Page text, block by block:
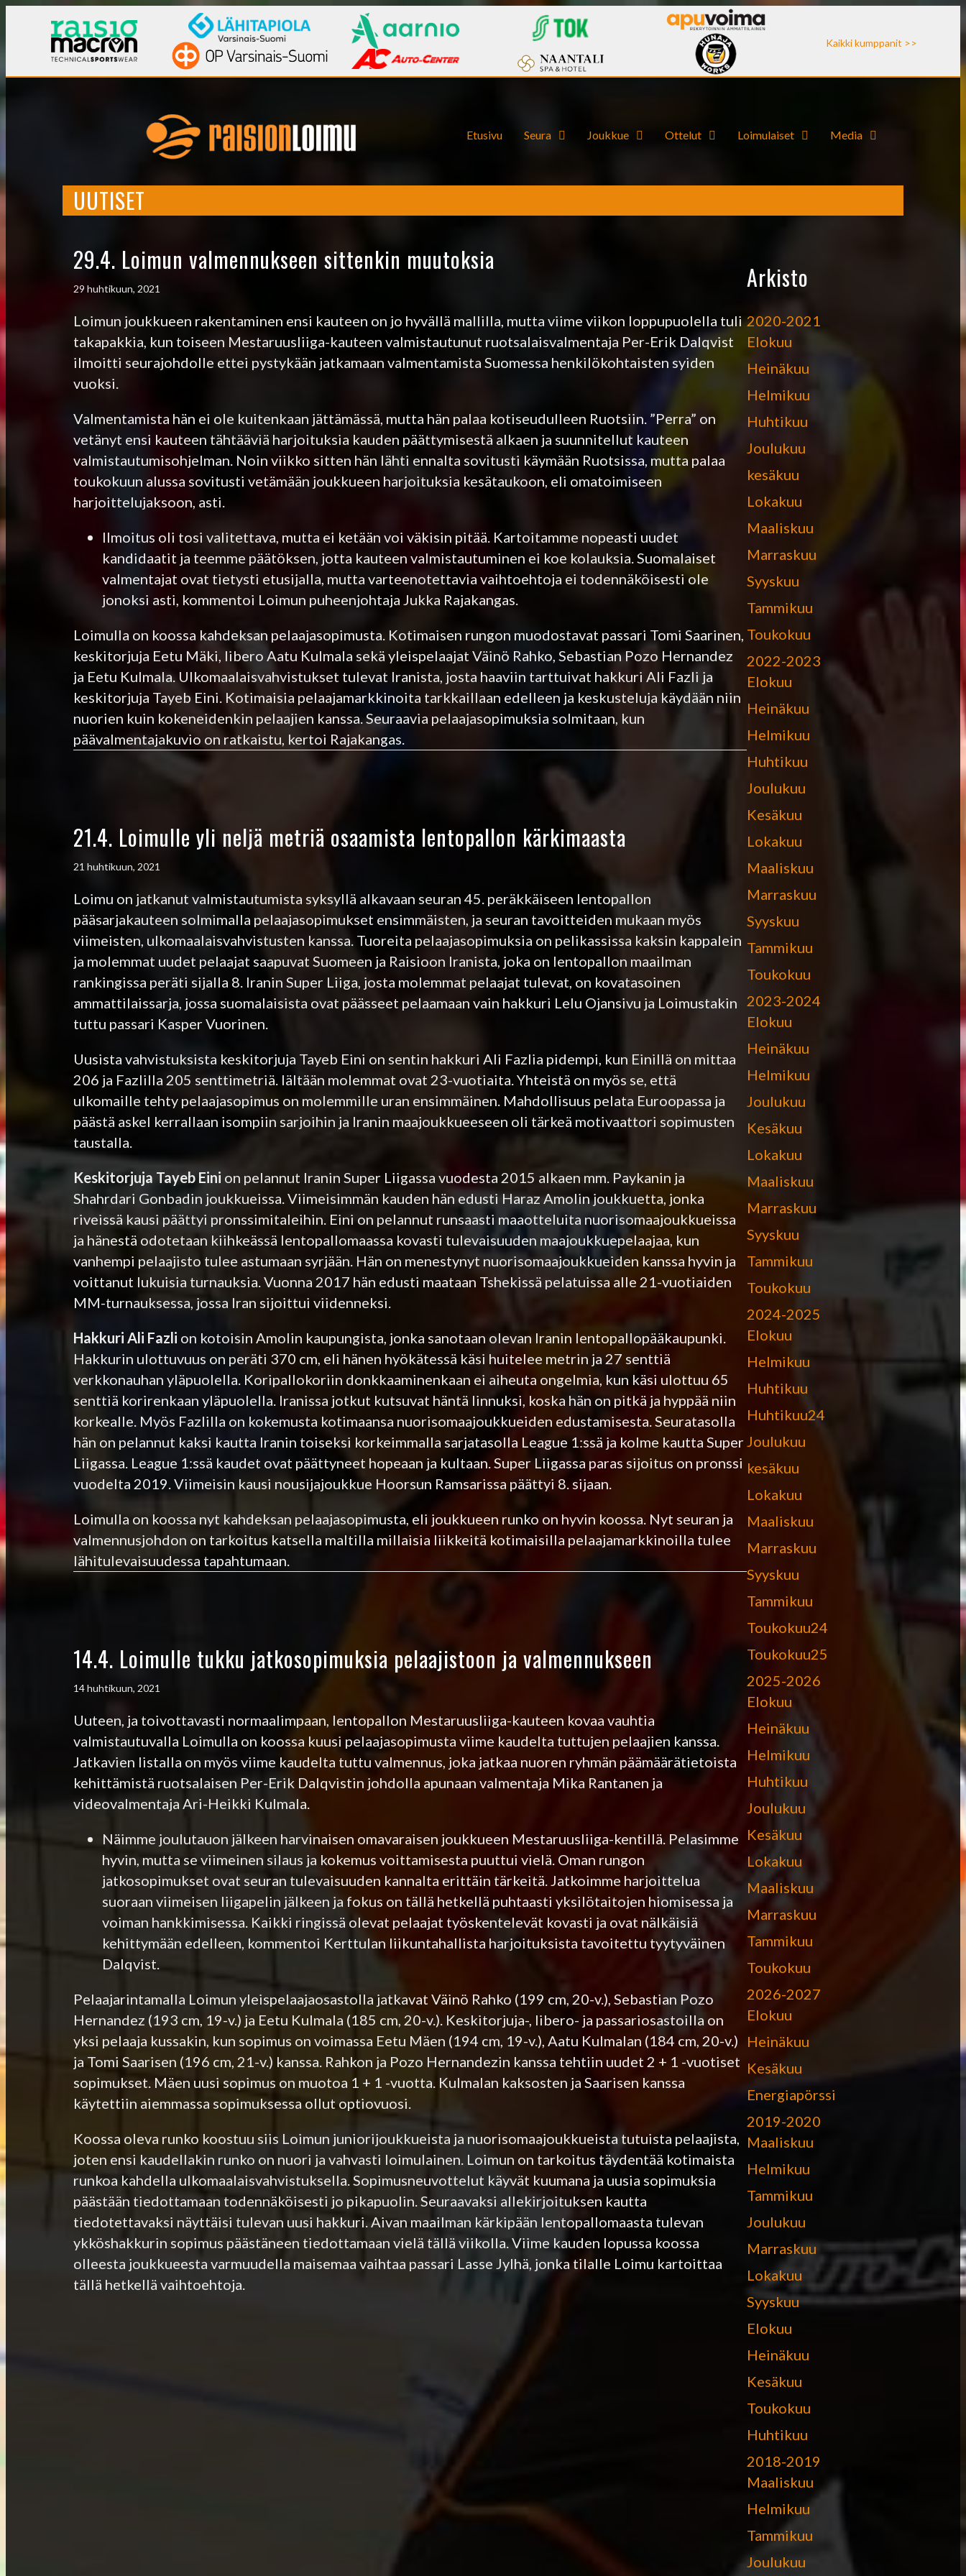
Kaikki kumppanit >>
Etusivu Seura Joukkue Ottelut Loimulaiset Media
UUTISET
29.4. Loimun valmennukseen sittenkin muutoksia
29 huhtikuun, 2021
Loimun joukkueen rakentaminen ensi kauteen on jo hyvällä mallilla, mutta viime viikon loppupuolella tuli
takapakkia, kun toiseen Mestaruusliiga-kauteen valmistautunut ruotsalaisvalmentaja Per-Erik Dalqvist
ilmoitti seurajohdolle ettei pystykään jatkamaan valmentamista Suomessa henkilökohtaisten syiden
vuoksi.
Valmentamista hän ei ole kuitenkaan jättämässä, mutta hän palaa kotiseudulleen Ruotsiin. ”Perra” on
vetänyt ensi kauteen tähtääviä harjoituksia kauden päättymisestä alkaen ja suunnitellut kauteen
valmistautumisohjelman. Noin viikko sitten hän lähti ennalta sovitusti käymään Ruotsissa, mutta palaa
toukokuun alussa sovitusti vetämään joukkueen harjoituksia kesätaukoon, eli omatoimiseen
harjoittelujaksoon, asti.
Ilmoitus oli tosi valitettava, mutta ei ketään voi väkisin pitää. Kartoitamme nopeasti uudet
kandidaatit ja teemme päätöksen, jotta kauteen valmistautuminen ei koe kolauksia. Suomalaiset
valmentajat ovat tietysti etusijalla, mutta varteenotettavia vaihtoehtoja ei todennäköisesti ole
jonoksi asti, kommentoi Loimun puheenjohtaja Jukka Rajakangas.
Loimulla on koossa kahdeksan pelaajasopimusta. Kotimaisen rungon muodostavat passari Tomi Saarinen,
keskitorjuja Eetu Mäki, libero Aatu Kulmala sekä yleispelaajat Väinö Rahko, Sebastian Pozo Hernandez
ja Eetu Kulmala. Ulkomaalaisvahvistukset tulevat Iranista, josta haaviin tarttuivat hakkuri Ali Fazli ja
keskitorjuja Tayeb Eini. Kotimaisia pelaajamarkkinoita tarkkaillaan edelleen ja keskusteluja käydään niin
nuorien kuin kokeneidenkin pelaajien kanssa. Seuraavia pelaajasopimuksia solmitaan, kun
päävalmentajakuvio on ratkaistu, kertoi Rajakangas.
21.4. Loimulle yli neljä metriä osaamista lentopallon kärkimaasta
21 huhtikuun, 2021
Loimu on jatkanut valmistautumista syksyllä alkavaan seuran 45. peräkkäiseen lentopallon
pääsarjakauteen solmimalla pelaajasopimukset ensimmäisten, ja seuran tavoitteiden mukaan myös
viimeisten, ulkomaalaisvahvistusten kanssa. Tuoreita pelaajasopimuksia on pelikassissa kaksin kappalein
ja molemmat uudet pelaajat saapuvat Suomeen ja Raisioon Iranista, joka on lentopallon maailman
rankingissa peräti sijalla 8. Iranin Super Liiga, josta molemmat pelaajat tulevat, on kovatasoinen
ammattilaissarja, jossa suomalaisista ovat päässeet pelaamaan vain hakkuri Lelu Ojansivu ja Loimustakin
tuttu passari Kasper Vuorinen.
Uusista vahvistuksista keskitorjuja Tayeb Eini on sentin hakkuri Ali Fazlia pidempi, kun Einillä on mittaa
206 ja Fazlilla 205 senttimetriä. Iältään molemmat ovat 23-vuotiaita. Yhteistä on myös se, että
ulkomaille tehty pelaajasopimus on molemmille uran ensimmäinen. Mahdollisuus pelata Euroopassa ja
päästä askel kerrallaan isompiin sarjoihin ja Iranin maajoukkueeseen oli tärkeä motivaattori sopimusten
taustalla.
Keskitorjuja Tayeb Eini on pelannut Iranin Super Liigassa vuodesta 2015 alkaen mm. Paykanin ja
Shahrdari Gonbadin joukkueissa. Viimeisimmän kauden hän edusti Haraz Amolin joukkuetta, jonka
riveissä kausi päättyi pronssimitaleihin. Eini on pelannut runsaasti maaotteluita nuorisomaajoukkueissa
ja hänestä odotetaan kiihkeässä lentopallomaassa kovasti tulevaisuuden maajoukkuepelaajaa, kun
vanhempi pelaajisto tulee astumaan syrjään. Hän on menestynyt nuorisomaajoukkueiden kanssa hyvin ja
voittanut lukuisia turnauksia. Vuonna 2017 hän edusti maataan Tshekissä pelatuissa alle 21-vuotiaiden
MM-turnauksessa, jossa Iran sijoittui viidenneksi.
Hakkuri Ali Fazli on kotoisin Amolin kaupungista, jonka sanotaan olevan Iranin lentopallopääkaupunki.
Hakkurin ulottuvuus on peräti 370 cm, eli hänen hyökätessä käsi huitelee metrin ja 27 senttiä
verkkonauhan yläpuolella. Koripallokoriin donkkaaminenkaan ei aiheuta ongelmia, kun käsi ulottuu 65
senttiä korirenkaan yläpuolella. Iranissa jotkut kutsuvat häntä linnuksi, koska hän on pitkä ja hyppää niin
korkealle. Myös Fazlilla on kokemusta kotimaansa nuorisomaajoukkueiden edustamisesta. Seuratasolla
hän on pelannut kaksi kautta Iranin toiseksi korkeimmalla sarjatasolla League 1:ssä ja kolme kautta Super
Liigassa. League 1:ssä kaudet ovat päättyneet hopeaan ja kultaan. Super Liigassa paras sijoitus on pronssi
vuodelta 2019. Viimeisin kausi nousijajoukkue Hoorsun Ramsarissa päättyi 8. sijaan.
Loimulla on koossa nyt kahdeksan pelaajasopimusta, eli joukkueen runko on hyvin koossa. Nyt seuran ja
valmennusjohdon on tarkoitus katsella maltilla millaisia liikkeitä kotimaisilla pelaajamarkkinoilla tulee
lähitulevaisuudessa tapahtumaan.
14.4. Loimulle tukku jatkosopimuksia pelaajistoon ja valmennukseen
14 huhtikuun, 2021
Uuteen, ja toivottavasti normaalimpaan, lentopallon Mestaruusliiga-kauteen kovaa vauhtia
valmistautuvalla Loimulla on koossa kuusi pelaajasopimusta viime kaudelta tuttujen pelaajien kanssa.
Jatkavien listalla on myös viime kaudelta tuttu valmennus, joka jatkaa nuoren ryhmän päämäärätietoista
kehittämistä ruotsalaisen Per-Erik Dalqvistin johdolla apunaan valmentaja Mika Rantanen ja
videovalmentaja Ari-Heikki Kulmala.
Näimme joulutauon jälkeen harvinaisen omavaraisen joukkueen Mestaruusliiga-kentillä. Pelasimme
hyvin, mutta se viimeinen silaus ja kokemus voittamisesta puuttui vielä. Oman rungon
jatkosopimukset ovat seuran tulevaisuuden kannalta erittäin tärkeitä. Jatkoimme harjoittelua
suoraan viimeisen liigapelin jälkeen ja fokus on tällä hetkellä puhtaasti yksilötaitojen hiomisessa ja
voiman hankkimisessa. Kaikki ringissä olevat pelaajat työskentelevät kovasti ja ovat nälkäisiä
kehittymään edelleen, kommentoi Kerttulan liikuntahallista harjoituksista tavoitettu tyytyväinen
Dalqvist.
Pelaajarintamalla Loimun yleispelaajaosastolla jatkavat Väinö Rahko (199 cm, 20-v.), Sebastian Pozo
Hernandez (193 cm, 19-v.) ja Eetu Kulmala (185 cm, 20-v.). Keskitorjuja-, libero- ja passariosastoilla on
yksi pelaaja kussakin, kun sopimus on voimassa Eetu Mäen (194 cm, 19-v.), Aatu Kulmalan (184 cm, 20-v.)
ja Tomi Saarisen (196 cm, 21-v.) kanssa. Rahkon ja Pozo Hernandezin kanssa tehtiin uudet 2 + 1 -vuotiset
sopimukset. Mäen uusi sopimus on muotoa 1 + 1 -vuotta. Kulmalan kaksosten ja Saarisen kanssa
käytettiin aiemmassa sopimuksessa ollut optiovuosi.
Koossa oleva runko koostuu siis Loimun juniorijoukkueista ja nuorisomaajoukkueista tutuista pelaajista,
joten ensi kaudellakin runko on nuori ja vahvasti loimulainen. Loimun on tarkoitus täydentää kotimaista
runkoa kahdella ulkomaalaisvahvistuksella. Sopimusneuvottelut käyvät kuumana ja uusia sopimuksia
päästään tiedottamaan todennäköisesti jo pikapuolin. Seuraavaksi allekirjoituksen kautta
tiedotettavaksi näyttäisi tulevan uusi hakkuri. Aivan maailman kärkipään lentopallomaasta tulevan
ykköshakkurin sopimus päästäneen tiedottamaan vielä tällä viikolla. Viime kauden lopussa koossa
olleesta joukkueesta varmuudella maisemaa vaihtaa passari Lasse Jylhä, jonka tilalle Loimu kartoittaa
tällä hetkellä vaihtoehtoja.
Arkisto
2020-2021
Elokuu
Heinäkuu
Helmikuu
Huhtikuu
Joulukuu
kesäkuu
Lokakuu
Maaliskuu
Marraskuu
Syyskuu
Tammikuu
Toukokuu
2022-2023
Elokuu
Heinäkuu
Helmikuu
Huhtikuu
Joulukuu
Kesäkuu
Lokakuu
Maaliskuu
Marraskuu
Syyskuu
Tammikuu
Toukokuu
2023-2024
Elokuu
Heinäkuu
Helmikuu
Joulukuu
Kesäkuu
Lokakuu
Maaliskuu
Marraskuu
Syyskuu
Tammikuu
Toukokuu
2024-2025
Elokuu
Helmikuu
Huhtikuu
Huhtikuu24
Joulukuu
kesäkuu
Lokakuu
Maaliskuu
Marraskuu
Syyskuu
Tammikuu
Toukokuu24
Toukokuu25
2025-2026
Elokuu
Heinäkuu
Helmikuu
Huhtikuu
Joulukuu
Kesäkuu
Lokakuu
Maaliskuu
Marraskuu
Tammikuu
Toukokuu
2026-2027
Elokuu
Heinäkuu
Kesäkuu
Energiapörssi
2019-2020
Maaliskuu
Helmikuu
Tammikuu
Joulukuu
Marraskuu
Lokakuu
Syyskuu
Elokuu
Heinäkuu
Kesäkuu
Toukokuu
Huhtikuu
2018-2019
Maaliskuu
Helmikuu
Tammikuu
Joulukuu